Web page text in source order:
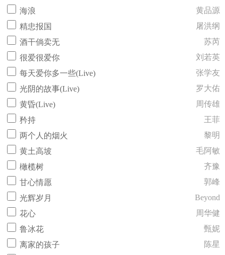
海浪
黄品源
精忠报国
屠洪纲
酒干倘卖无
苏芮
很爱很爱你
刘若英
每天爱你多一些(Live)
张学友
光阴的故事(Live)
罗大佑
黄昏(Live)
周传雄
矜持
王菲
两个人的烟火
黎明
黄土高坡
毛阿敏
橄榄树
齐豫
甘心情愿
郭峰
光辉岁月
Beyond
花心
周华健
鲁冰花
甄妮
离家的孩子
陈星